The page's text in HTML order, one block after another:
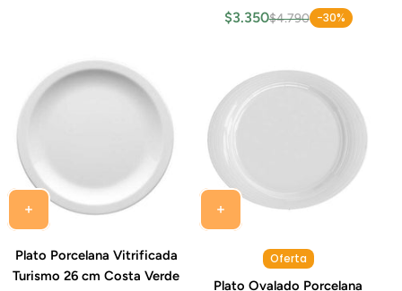
Verde
$3.350$4.790 -30%
Plato Porcelana Vitrificada
Turismo 26 cm Costa Verde
Oferta
Plato Ovalado Porcelana